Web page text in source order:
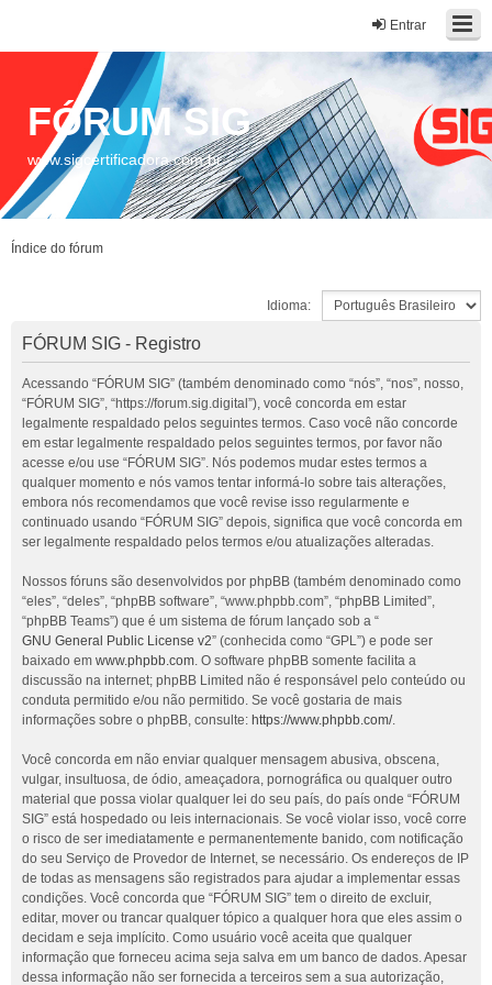
Entrar
FÓRUM SIG
www.sigcertificadora.com.br
Índice do fórum
Idioma:
FÓRUM SIG - Registro
Acessando “FÓRUM SIG” (também denominado como “nós”, “nos”, nosso,
“FÓRUM SIG”, “https://forum.sig.digital”), você concorda em estar
legalmente respaldado pelos seguintes termos. Caso você não concorde
em estar legalmente respaldado pelos seguintes termos, por favor não
acesse e/ou use “FÓRUM SIG”. Nós podemos mudar estes termos a
qualquer momento e nós vamos tentar informá-lo sobre tais alterações,
embora nós recomendamos que você revise isso regularmente e
continuado usando “FÓRUM SIG” depois, significa que você concorda em
ser legalmente respaldado pelos termos e/ou atualizações alteradas.
Nossos fóruns são desenvolvidos por phpBB (também denominado como
“eles”, “deles”, “phpBB software”, “www.phpbb.com”, “phpBB Limited”,
“phpBB Teams”) que é um sistema de fórum lançado sob a “
GNU General Public License v2” (conhecida como “GPL”) e pode ser
baixado em www.phpbb.com. O software phpBB somente facilita a
discussão na internet; phpBB Limited não é responsável pelo conteúdo ou
conduta permitido e/ou não permitido. Se você gostaria de mais
informações sobre o phpBB, consulte: https://www.phpbb.com/.
Você concorda em não enviar qualquer mensagem abusiva, obscena,
vulgar, insultuosa, de ódio, ameaçadora, pornográfica ou qualquer outro
material que possa violar qualquer lei do seu país, do país onde “FÓRUM
SIG” está hospedado ou leis internacionais. Se você violar isso, você corre
o risco de ser imediatamente e permanentemente banido, com notificação
do seu Serviço de Provedor de Internet, se necessário. Os endereços de IP
de todas as mensagens são registrados para ajudar a implementar essas
condições. Você concorda que “FÓRUM SIG” tem o direito de excluir,
editar, mover ou trancar qualquer tópico a qualquer hora que eles assim o
decidam e seja implícito. Como usuário você aceita que qualquer
informação que forneceu acima seja salva em um banco de dados. Apesar
dessa informação não ser fornecida a terceiros sem a sua autorização,